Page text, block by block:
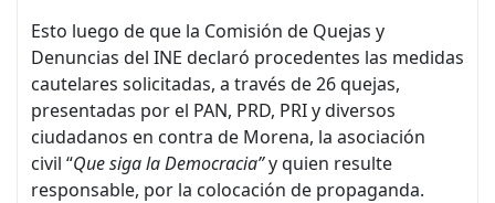
Esto luego de que la Comisión de Quejas y
Denuncias del INE declaró procedentes las medidas
cautelares solicitadas, a través de 26 quejas,
presentadas por el PAN, PRD, PRI y diversos
ciudadanos en contra de Morena, la asociación
civil “Que siga la Democracia”y quien resulte
responsable, por la colocación de propaganda.